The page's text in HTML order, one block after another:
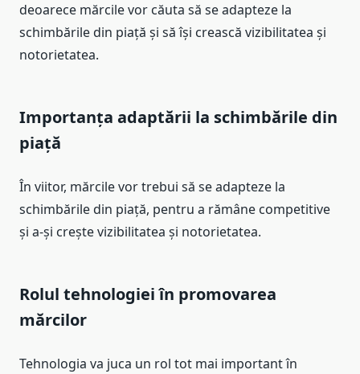
deoarece mărcile vor căuta să se adapteze la
schimbările din piață și să își crească vizibilitatea și
notorietatea.
Importanța adaptării la schimbările din
piață
În viitor, mărcile vor trebui să se adapteze la
schimbările din piață, pentru a rămâne competitive
și a-și crește vizibilitatea și notorietatea.
Rolul tehnologiei în promovarea
mărcilor
Tehnologia va juca un rol tot mai important în